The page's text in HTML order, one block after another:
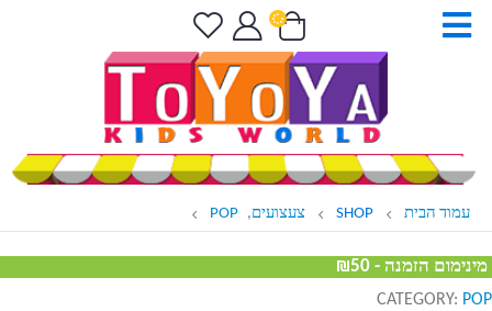
עמוד הבית SHOP צעצועים,
POP
מינימום הזמנה - ₪50
CATEGORY: POP